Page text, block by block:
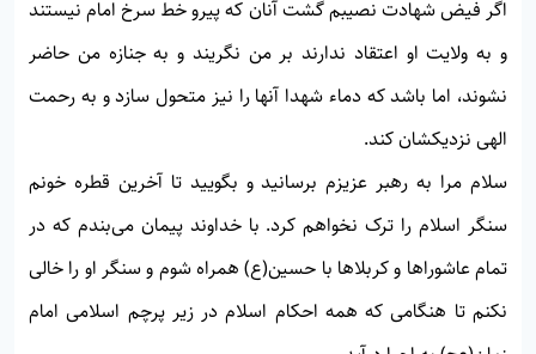
اگر فيض شهادت نصيبم گشت آنان كه پيرو خط سرخ امام نيستند
و به ولايت او اعتقاد ندارند بر من نگريند و به جنازه من حاضر
نشوند، اما باشد كه دماء شهدا آنها را نيز متحول سازد و به رحمت
الهی نزديكشان كند.
سلام مرا به رهبر عزيزم برسانيد و بگویيد تا آخرين قطره خونم
سنگر اسلام را ترک نخواهم كرد. با خداوند پيمان می‌بندم كه در
تمام عاشوراها و كربلاها با حسين(ع) همراه شوم و سنگر او را خالی
نكنم تا هنگامی كه همه احكام اسلام در زير پرچم اسلامی امام